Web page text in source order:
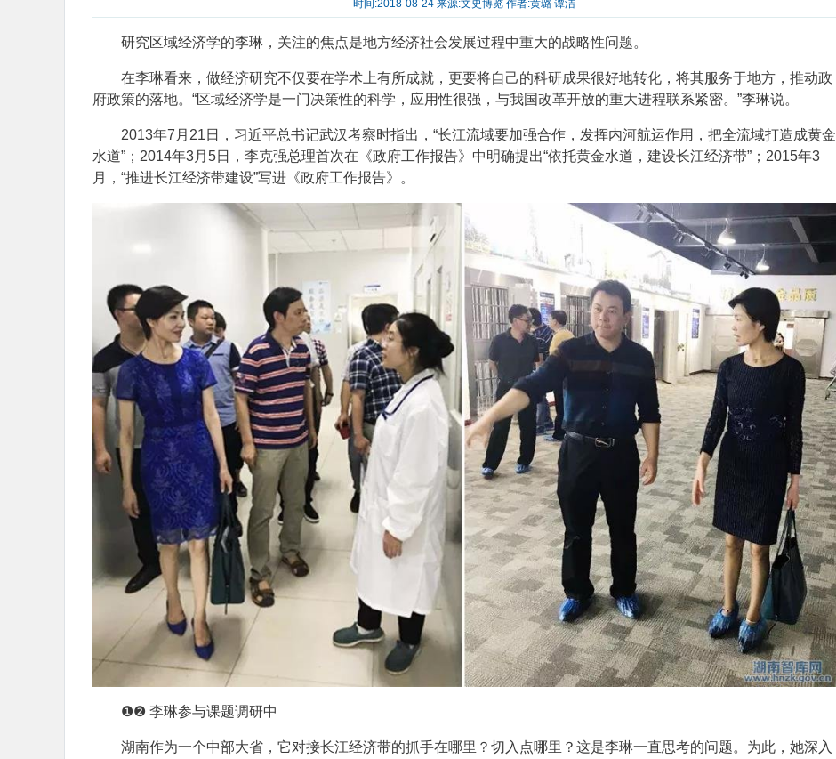
时间:2018-08-24 来源:文史博览 作者:黄璐 谭洁
研究区域经济学的李琳，关注的焦点是地方经济社会发展过程中重大的战略性问题。
在李琳看来，做经济研究不仅要在学术上有所成就，更要将自己的科研成果很好地转化，将其服务于地方，推动政
府政策的落地。“区域经济学是一门决策性的科学，应用性很强，与我国改革开放的重大进程联系紧密。”李琳说。
2013年7月21日，习近平总书记武汉考察时指出，“长江流域要加强合作，发挥内河航运作用，把全流域打造成黄金
水道”；2014年3月5日，李克强总理首次在《政府工作报告》中明确提出“依托黄金水道，建设长江经济带”；2015年3
月，“推进长江经济带建设”写进《政府工作报告》。
❶❷ 李琳参与课题调研中
湖南作为一个中部大省，它对接长江经济带的抓手在哪里？切入点哪里？这是李琳一直思考的问题。为此，她深入